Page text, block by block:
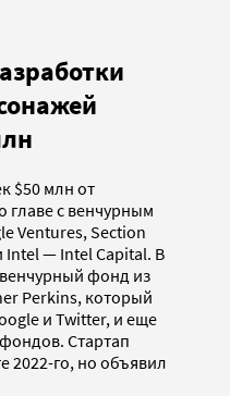
$50 млн от
главе с венчурным
Ventures, Section
— Intel Capital. В
фонд из
Perkins, который
и Twitter, и еще
Стартап
2022-го, но объявил